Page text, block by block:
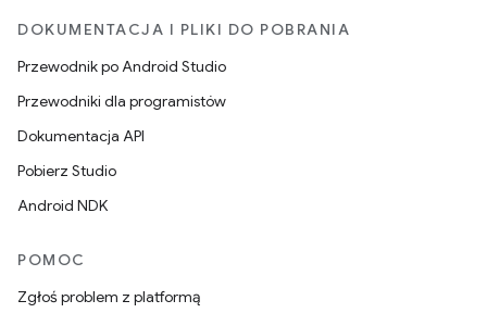
DOKUMENTACJA I PLIKI DO POBRANIA
Przewodnik po Android Studio
Przewodniki dla programistów
Dokumentacja API
Pobierz Studio
Android NDK
POMOC
Zgłoś problem z platformą